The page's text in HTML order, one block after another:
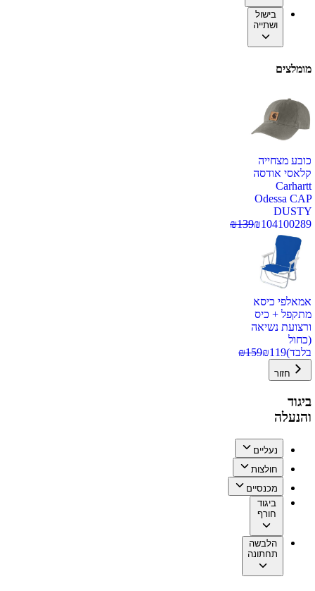
בישול
ושתייה
מומלצים
כובע מצחייה
קלאסי אודסה
Carhartt
Odessa CAP
DUSTY
100289
₪104
₪139
אמאלפי כיסא
מתקפל + כיס
ורצועת נשיאה
(כחול
בלבד)
₪119
₪159
חזור
ביגוד
והנעלה
נעליים
חולצות
מכנסיים
ביגוד
חורף
הלבשה
תחתונה